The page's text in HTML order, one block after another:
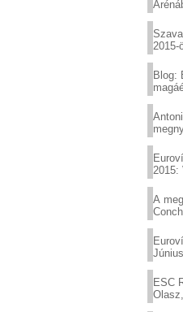
2015-
Blog:
2015:
A
ESC